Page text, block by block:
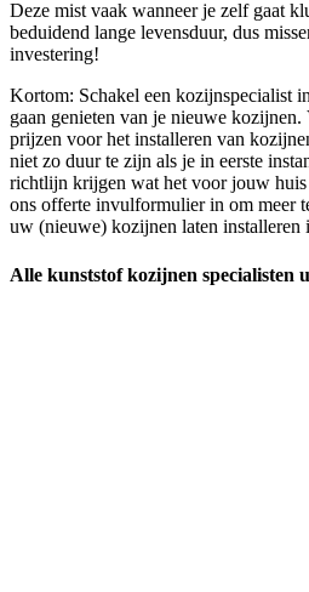
Deze mist vaak wanneer je zelf gaat
beduidend lange levensduur, dus
investering!
Kortom: Schakel een kozijnspecialist
gaan genieten van je nieuwe
prijzen voor het installeren van
niet zo duur te zijn als je in eerste
richtlijn krijgen wat het voor jouw
ons offerte invulformulier in om meer
uw (nieuwe) kozijnen laten installeren
Alle kunststof kozijnen specialisten